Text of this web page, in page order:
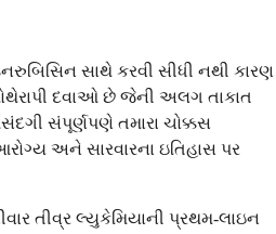
સાથે કરવી સીધી નથી કારણ
દવાઓ છે જેની અલગ તાકાત
સંપૂર્ણપણે તમારા ચોક્કસ
અને સારવારના ઇતિહાસ પર
તીવ્ર લ્યુકેમિયાની પ્રથમ-લાઇન